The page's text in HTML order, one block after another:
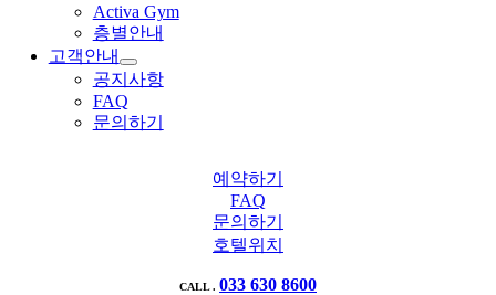
Activa Gym
층별안내
고객안내
공지사항
FAQ
문의하기
예약하기
FAQ
문의하기
호텔위치
CALL . 033 630 8600